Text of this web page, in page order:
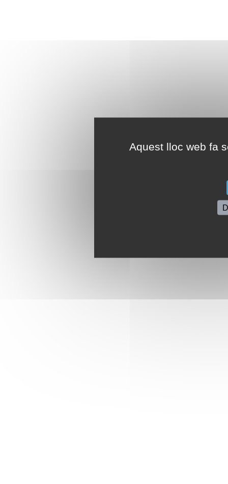
Aquest lloc web fa